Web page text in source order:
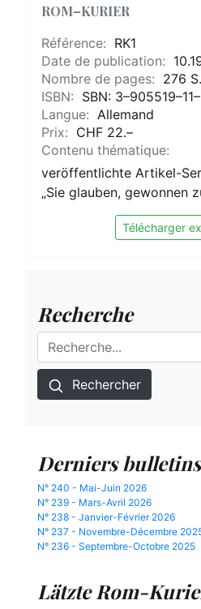
ROM–KURIER
Référence: RK1
Date de publication:
Nombre de pages: 276 S.
ISBN: SBN:
Langue: Allemand
Prix: CHF 22.–
Contenu thématique:
veröffentlichte Artikel-
„Sie glauben, gewonnen
Télécharger
Recherche
Rechercher
Derniers bulletins
N° 240 - Mai-Juin 2026
N° 239 - Mars-Avril 2026
N° 238 - Janvier-Février 2026
N° 237 - Novembre-Décembre
N° 236 - Septembre-Octobre 2025
Lätzte Rom-